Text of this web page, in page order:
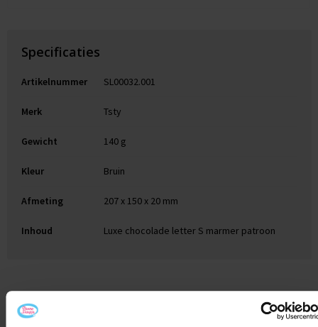
Specificaties
Artikelnummer SL00032.001
Merk Tsty
Gewicht 140 g
Kleur Bruin
Afmeting 207 x 150 x 20 mm
Inhoud Luxe chocolade letter S marmer patroon